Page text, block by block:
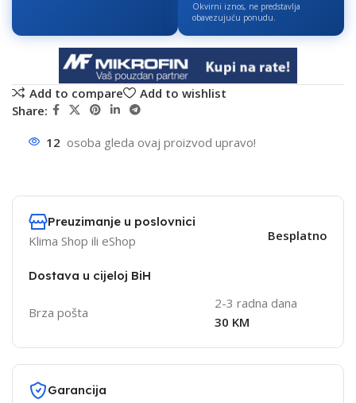
Okvirni iznos, ne predstavlja
obavezujuću ponudu.
Add to compare
Add to wishlist
Share:
12 osoba gleda ovaj proizvod upravo!
Preuzimanje u poslovnici
Klima Shop ili eShop Besplatno
Dostava u cijeloj BiH
Brza pošta
2-3 radna dana
30 KM
Garancija